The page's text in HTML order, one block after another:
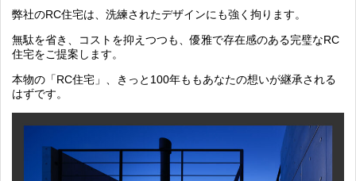
弊社のRC住宅は、洗練されたデザインにも強く拘ります。
無駄を省き、コストを抑えつつも、優雅で存在感のある完璧なRC
住宅をご提案します。
本物の「RC住宅」、きっと100年ももあなたの想いが継承される
はずです。